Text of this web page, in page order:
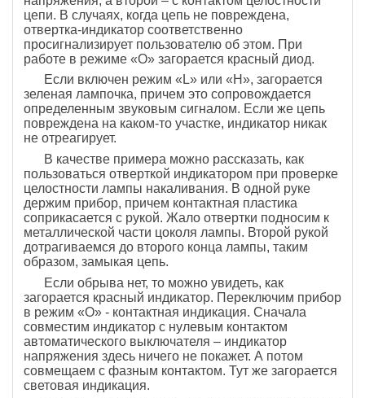
цепи. В случаях, когда цепь не повреждена,
отвертка-индикатор соответственно
просигнализирует пользователю об этом. При
работе в режиме «О» загорается красный диод.
Если включен режим «L» или «Н», загорается
зеленая лампочка, причем это сопровождается
определенным звуковым сигналом. Если же цепь
повреждена на каком-то участке, индикатор никак
не отреагирует.
В качестве примера можно рассказать, как
пользоваться отверткой индикатором при проверке
целостности лампы накаливания. В одной руке
держим прибор, причем контактная пластика
соприкасается с рукой. Жало отвертки подносим к
металлической части цоколя лампы. Второй рукой
дотрагиваемся до второго конца лампы, таким
образом, замыкая цепь.
Если обрыва нет, то можно увидеть, как
загорается красный индикатор. Переключим прибор
в режим «О» - контактная индикация. Сначала
совместим индикатор с нулевым контактом
автоматического выключателя – индикатор
напряжения здесь ничего не покажет. А потом
совмещаем с фазным контактом. Тут же загорается
световая индикация.